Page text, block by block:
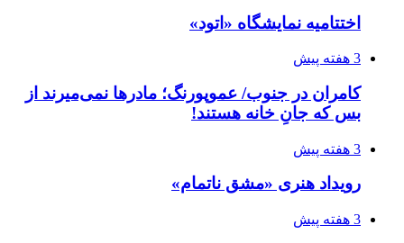
اختتامیه نمایشگاه «اتود»
3 هفته پیش
کامران در جنوب/ عموپورنگ؛ مادرها نمی‌میرند از
بس که جانِ خانه هستند!
3 هفته پیش
رویداد هنری «مشق ناتمام»
3 هفته پیش